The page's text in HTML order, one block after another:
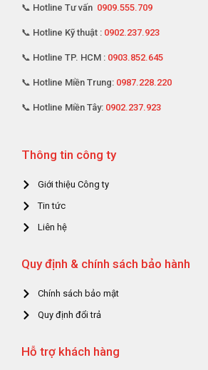
📞 Hotline Tư vấn 0909.555.709
📞 Hotline Kỹ thuật : 0902.237.923
📞 Hotline TP. HCM : 0903.852.645
📞 Hotline Miền Trung: 0987.228.220
📞 Hotline Miền Tây: 0902.237.923
Thông tin công ty
Giới thiệu Công ty
Tin tức
Liên hệ
Quy định & chính sách bảo hành
Chính sách bảo mật
Quy định đổi trả
Hỗ trợ khách hàng